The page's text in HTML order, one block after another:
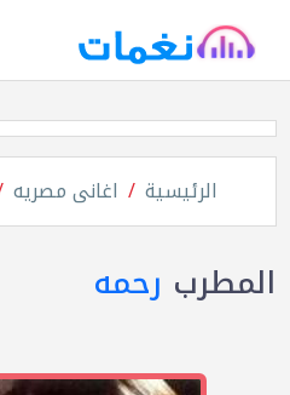
الرئيسية اغانى مصريه
المطرب رحمه